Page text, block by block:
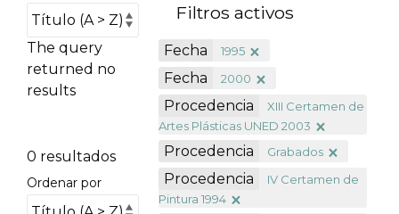
The query
returned no
results
0 resultados
Ordenar por
Filtros activos
Fecha 1995
Fecha 2000
Procedencia
XIII Certamen de
Artes Plásticas UNED 2003
Procedencia Grabados
Procedencia
IV Certamen de
Pintura 1994